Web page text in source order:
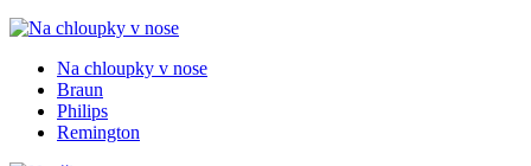
Na chloupky v nose
Braun
Philips
Remington